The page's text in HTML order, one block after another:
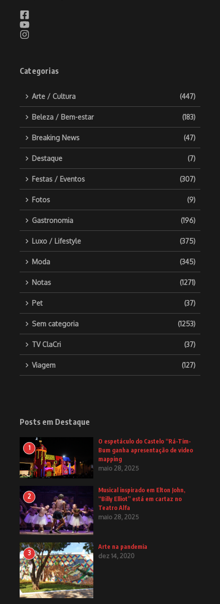
Categorias
Arte / Cultura (447)
Beleza / Bem-estar (183)
Breaking News (47)
Destaque (7)
Festas / Eventos (307)
Fotos (9)
Gastronomia (196)
Luxo / Lifestyle (375)
Moda (345)
Notas (1271)
Pet (37)
Sem categoria (1253)
TV ClaCri (37)
Viagem (127)
Posts em Destaque
1
O espetáculo do Castelo “Rá-Tim-
Bum ganha apresentação de video
mapping
maio 28, 2025
2
Musical inspirado em Elton John,
“Billy Elliot” está em cartaz no
Teatro Alfa
maio 28, 2025
3
Arte na pandemia
dez 14, 2020